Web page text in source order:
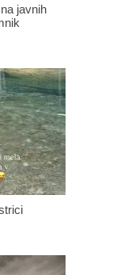
javnih